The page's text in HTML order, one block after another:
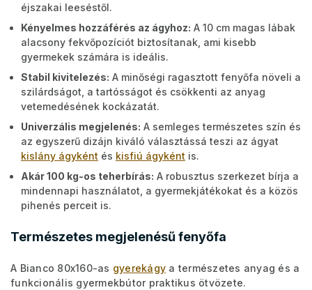
éjszakai leeséstől.
Kényelmes hozzáférés az ágyhoz: A 10 cm magas lábak
alacsony fekvőpozíciót biztosítanak, ami kisebb
gyermekek számára is ideális.
Stabil kivitelezés: A minőségi ragasztott fenyőfa növeli a
szilárdságot, a tartósságot és csökkenti az anyag
vetemedésének kockázatát.
Univerzális megjelenés: A semleges természetes szín és
az egyszerű dizájn kiváló választássá teszi az ágyat
kislány ágyként és kisfiú ágyként is.
Akár 100 kg-os teherbírás: A robusztus szerkezet bírja a
mindennapi használatot, a gyermekjátékokat és a közös
pihenés perceit is.
Természetes megjelenésű fenyőfa
A Bianco 80x160-as gyerekágy a természetes anyag és a
funkcionális gyermekbútor praktikus ötvözete.